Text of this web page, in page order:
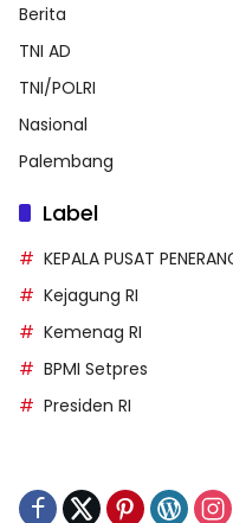
Berita
TNI AD
TNI/POLRI
Nasional
Palembang
Label
KEPALA PUSAT
Kejagung RI
Kemenag RI
BPMI Setpres
Presiden RI